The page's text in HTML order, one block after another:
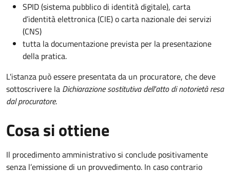
SPID (sistema pubblico di identità digitale), carta
d’identità elettronica (CIE) o carta nazionale dei servizi
(CNS)
tutta la documentazione prevista per la presentazione
della pratica.
L'istanza può essere presentata da un procuratore, che deve
sottoscrivere la Dichiarazione sostitutiva dell'atto di notorietà resa
dal procuratore.
Cosa si ottiene
Il procedimento amministrativo si conclude positivamente
senza l’emissione di un provvedimento. In caso contrario